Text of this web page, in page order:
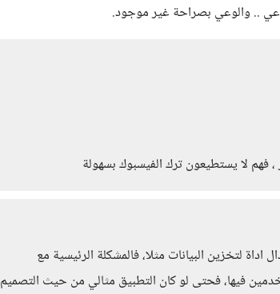
.. والوعي بصراحة غير موجود.
فهم لا يستطيعون ترك الفيسبوك بسهولة
لتخزين البيانات مثلا، فالمشكلة الرئيسية مع
فيها، فحتى لو كان التطبيق مثالي من حيث التصميم